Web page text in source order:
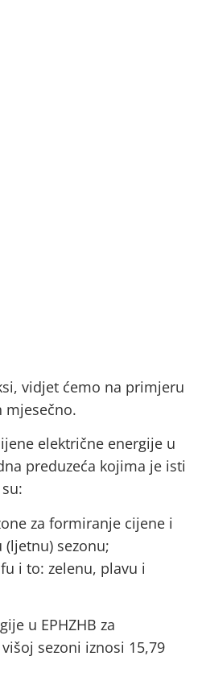
vidjet ćemo na primjeru
mjesečno.
električne energije u
preduzeća kojima je isti
za formiranje cijene i
(ljetnu) sezonu;
i to: zelenu, plavu i
u EPHZHB za
sezoni iznosi 15,79